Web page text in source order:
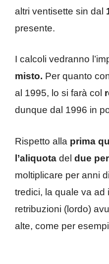
altri ventisette sin dal
presente.
I calcoli vedranno
misto. Per quanto
al 1995, lo si farà col
dunque dal 1996 in
Rispetto alla prima
l’aliquota del due
moltiplicare per anni
tredici, la quale va ad
retribuzioni (lordo)
alte, come per